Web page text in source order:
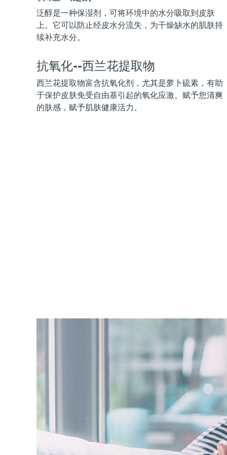
泛醇是一种保湿剂，可将环境中的水分吸取到皮肤
上。它可以防止经皮水分流失，为干燥缺水的肌肤持
续补充水分。
抗氧化--西兰花提取物
西兰花提取物富含抗氧化剂，尤其是萝卜硫素，有助
于保护皮肤免受自由基引起的氧化应激。赋予您清爽
的肤感，赋予肌肤健康活力。
All acne treatment devices
All revitalizing eye massagers
KIWI™ 皮肤护理
Advanced pore care essentials
Serum
For healthy hair
issa™ Teeth Whitening Gel
18% PAP
护肤品
全部购买